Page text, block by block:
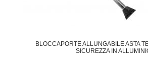
BLOCCAPORTE ALLUNGABILE ASTA
SICUREZZA IN